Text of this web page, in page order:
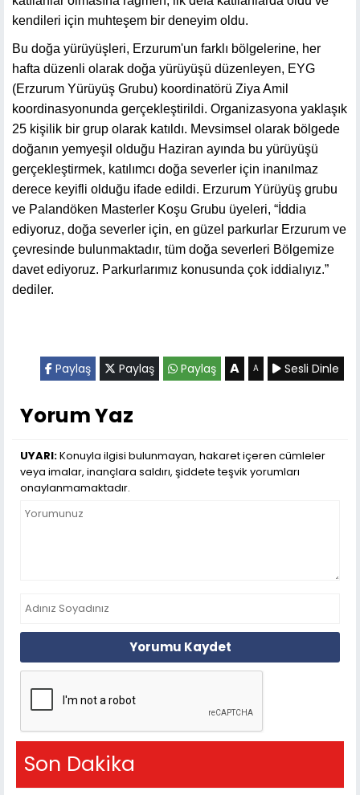
kendileri için muhteşem bir deneyim oldu.
Bu doğa yürüyüşleri, Erzurum'un farklı bölgelerine, her
hafta düzenli olarak doğa yürüyüşü düzenleyen, EYG
(Erzurum Yürüyüş Grubu) koordinatörü Ziya Amil
koordinasyonunda gerçekleştirildi. Organizasyona yaklaşık
25 kişilik bir grup olarak katıldı. Mevsimsel olarak bölgede
doğanın yemyeşil olduğu Haziran ayında bu yürüyüşü
gerçekleştirmek, katılımcı doğa severler için inanılmaz
derece keyifli olduğu ifade edildi. Erzurum Yürüyüş grubu
ve Palandöken Masterler Koşu Grubu üyeleri, “İddia
ediyoruz, doğa severler için, en güzel parkurlar Erzurum ve
çevresinde bulunmaktadır, tüm doğa severleri Bölgemize
davet ediyoruz. Parkurlarımız konusunda çok iddialıyız.”
dediler.
Paylaş Paylaş Paylaş A A Sesli Dinle
Yorum Yaz
UYARI:Konuyla ilgisi bulunmayan, hakaret içeren cümleler
veya imalar, inançlara saldırı, şiddete teşvik yorumları
onaylanmamaktadır.
Yorumu Kaydet
Son Dakika